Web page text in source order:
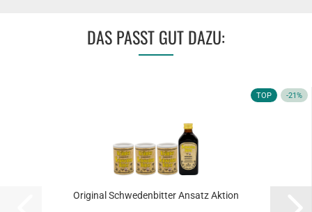
DAS PASST GUT DAZU:
TOP -21%
Original Schwedenbitter Ansatz Aktion